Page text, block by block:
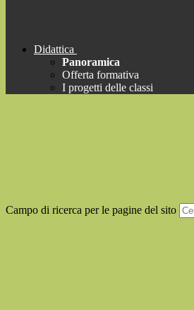
Didattica
Panoramica
Offerta formativa
I progetti delle classi
Campo di ricerca per le pagine del sito